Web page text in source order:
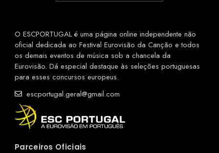
O ESCPORTUGAL é uma página online independente não
oficial dedicada ao Festival Eurovisão da Canção e todos
os demais eventos de música sob a chancela da
Eurovisão. Dá especial destaque às seleções portuguesas
para esses concursos europeus.
escportugal.geral@gmail.com
Parceiros Oficiais